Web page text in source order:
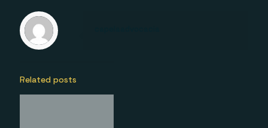
Related posts